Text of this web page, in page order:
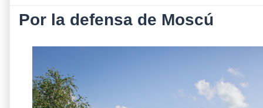
Por la defensa de Moscú